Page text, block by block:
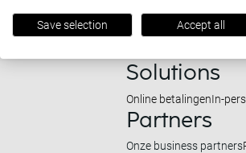
Solutions
Online betalingenIn-
Partners
Onze business partners
Save selection Accept all